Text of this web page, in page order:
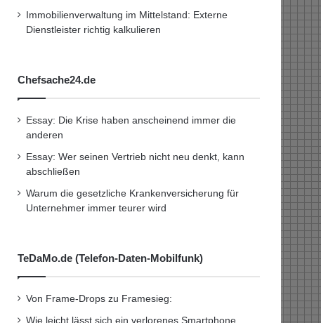
Immobilienverwaltung im Mittelstand: Externe
Dienstleister richtig kalkulieren
Chefsache24.de
Essay: Die Krise haben anscheinend immer die
anderen
Essay: Wer seinen Vertrieb nicht neu denkt, kann
abschließen
Warum die gesetzliche Krankenversicherung für
Unternehmer immer teurer wird
TeDaMo.de (Telefon-Daten-Mobilfunk)
Von Frame-Drops zu Framesieg:
Wie leicht lässt sich ein verlorenes Smartphone